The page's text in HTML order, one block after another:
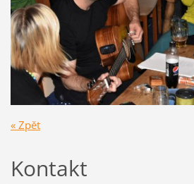
« Zpět
Kontakt